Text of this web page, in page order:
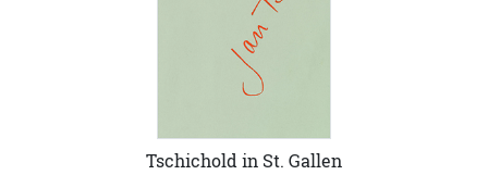
Tschichold in St. Gallen